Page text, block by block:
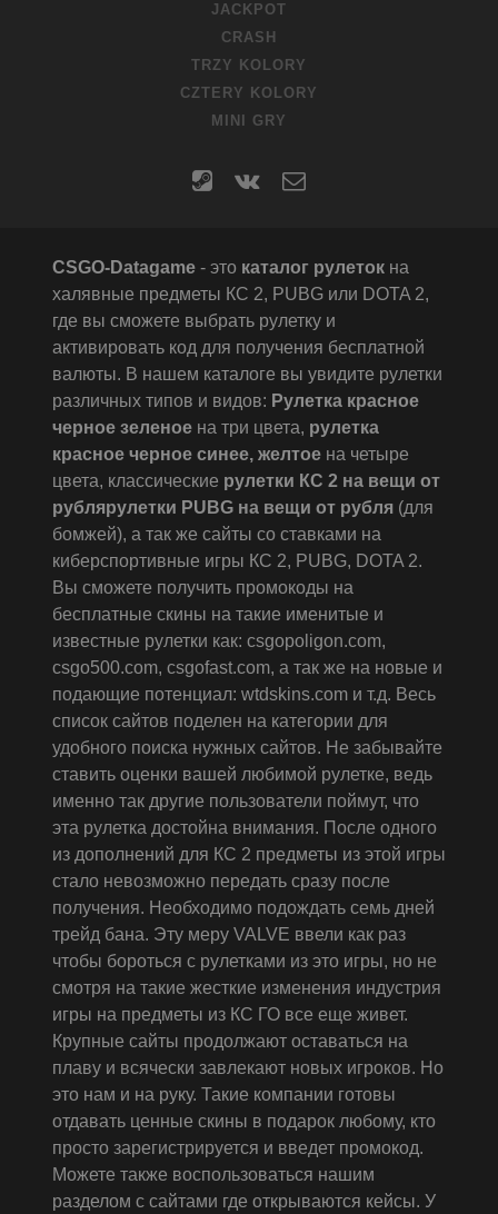
JACKPOT
CRASH
TRZY KOLORY
CZTERY KOLORY
MINI GRY
steamvk
contact
CSGO-Datagame- это каталог рулетокна
халявные предметы КС 2, PUBG или DOTA 2,
где вы сможете выбрать рулетку и
активировать код для получения бесплатной
валюты. В нашем каталоге вы увидите рулетки
различных типов и видов: Рулетка красное
черное зеленоена три цвета, рулетка
красное черное синее, желтоена четыре
цвета, классические рулетки КС 2 на вещи от
рублярулетки PUBG на вещи от рубля(для
бомжей), а так же сайты со ставками на
киберспортивные игры КС 2, PUBG, DOTA 2.
Вы сможете получить промокоды на
бесплатные скины на такие именитые и
известные рулетки как: csgopoligon.com,
csgo500.com, csgofast.com, а так же на новые и
подающие потенциал: wtdskins.com и т.д. Весь
список сайтов поделен на категории для
удобного поиска нужных сайтов. Не забывайте
ставить оценки вашей любимой рулетке, ведь
именно так другие пользователи поймут, что
эта рулетка достойна внимания. После одного
из дополнений для КС 2 предметы из этой игры
стало невозможно передать сразу после
получения. Необходимо подождать семь дней
трейд бана. Эту меру VALVE ввели как раз
чтобы бороться с рулетками из это игры, но не
смотря на такие жесткие изменения индустрия
игры на предметы из КС ГО все еще живет.
Крупные сайты продолжают оставаться на
плаву и всячески завлекают новых игроков. Но
это нам и на руку. Такие компании готовы
отдавать ценные скины в подарок любому, кто
просто зарегистрируется и введет промокод.
Можете также воспользоваться нашим
разделом с сайтами где открываются кейсы. У